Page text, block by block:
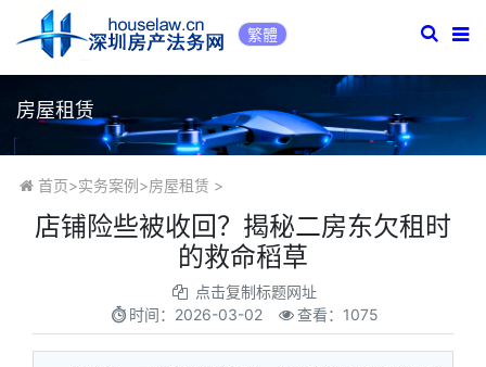
繁體
房屋租赁
首页>实务案例 >房屋租赁 >
店铺险些被收回？揭秘二房东欠租时
的救命稻草
点击复制标题网址
时间： 2026-03-02 查看：1075